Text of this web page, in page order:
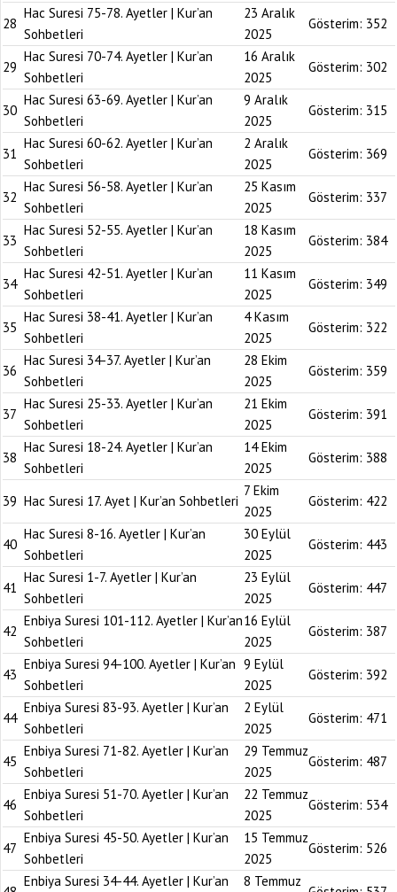
28
Hac Suresi 75-78. Ayetler | Kur’an
Sohbetleri
23 Aralık
2025
Gösterim: 352
29
Hac Suresi 70-74. Ayetler | Kur’an
Sohbetleri
16 Aralık
2025
Gösterim: 302
30
Hac Suresi 63-69. Ayetler | Kur’an
Sohbetleri
9 Aralık
2025
Gösterim: 315
31
Hac Suresi 60-62. Ayetler | Kur’an
Sohbetleri
2 Aralık
2025
Gösterim: 369
32
Hac Suresi 56-58. Ayetler | Kur’an
Sohbetleri
25 Kasım
2025
Gösterim: 337
33
Hac Suresi 52-55. Ayetler | Kur’an
Sohbetleri
18 Kasım
2025
Gösterim: 384
34
Hac Suresi 42-51. Ayetler | Kur’an
Sohbetleri
11 Kasım
2025
Gösterim: 349
35
Hac Suresi 38-41. Ayetler | Kur’an
Sohbetleri
4 Kasım
2025
Gösterim: 322
36
Hac Suresi 34-37. Ayetler | Kur’an
Sohbetleri
28 Ekim
2025
Gösterim: 359
37
Hac Suresi 25-33. Ayetler | Kur’an
Sohbetleri
21 Ekim
2025
Gösterim: 391
38
Hac Suresi 18-24. Ayetler | Kur’an
Sohbetleri
14 Ekim
2025
Gösterim: 388
39 Hac Suresi 17. Ayet | Kur’an Sohbetleri
7 Ekim
2025
Gösterim: 422
40
Hac Suresi 8-16. Ayetler | Kur’an
Sohbetleri
30 Eylül
2025
Gösterim: 443
41
Hac Suresi 1-7. Ayetler | Kur’an
Sohbetleri
23 Eylül
2025
Gösterim: 447
42
Enbiya Suresi 101-112. Ayetler | Kur’an
Sohbetleri
16 Eylül
2025
Gösterim: 387
43
Enbiya Suresi 94-100. Ayetler | Kur’an
Sohbetleri
9 Eylül
2025
Gösterim: 392
44
Enbiya Suresi 83-93. Ayetler | Kur’an
Sohbetleri
2 Eylül
2025
Gösterim: 471
45
Enbiya Suresi 71-82. Ayetler | Kur’an
Sohbetleri
29 Temmuz
2025
Gösterim: 487
46
Enbiya Suresi 51-70. Ayetler | Kur’an
Sohbetleri
22 Temmuz
2025
Gösterim: 534
47
Enbiya Suresi 45-50. Ayetler | Kur’an
Sohbetleri
15 Temmuz
2025
Gösterim: 526
Enbiya Suresi 34-44. Ayetler | Kur’an 8 Temmuz